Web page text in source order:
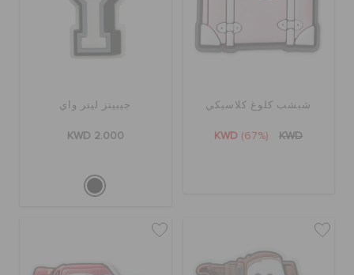
شبشب كلوغ كلاسيكي
KWD (67%) KWD
جيبيتز ليتر واي
KWD 2.000